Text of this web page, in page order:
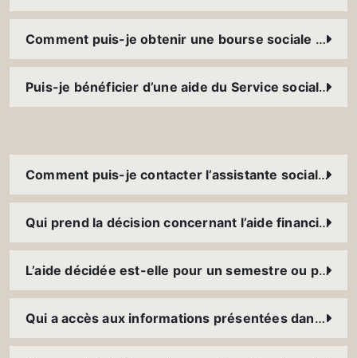
Comment puis-je obtenir une bourse sociale ? À qui accordez-vous des bourses ?
Puis-je bénéficier d’une aide du Service social parallèlement à l’aide d’une fondation externe ou d’une bourse accordée par l’Université (bourse d’excellence, bourse Magis, etc.) ?
Comment puis-je contacter l’assistante sociale ?
Qui prend la décision concernant l’aide financière accordée
L’aide décidée est-elle pour un semestre ou pour tout le cursus ?
Qui a accès aux informations présentées dans le dossier social ?